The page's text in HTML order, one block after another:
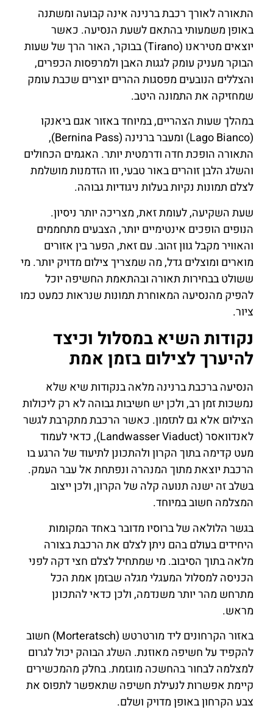
התאורה לאורך רכבת ברנינה אינה קבועה ומשתנה
באופן משמעותי בהתאם לשעת הנסיעה. כאשר
יוצאים מטיראנו (Tirano) בבוקר, האור הרך של שעות
הבוקר מעניק עומק לגגות האבן ולמרפסות הכפרים,
והצללים הנובעים מפסגות ההרים יוצרים שכבת עומק
שמחזיקה את התמונה היטב.
במהלך שעות הצהריים, במיוחד באזור אגם ביאנקו
(Lago Bianco) ומעבר ברנינה (Bernina Pass),
התאורה הופכת חדה ודרמטית יותר. האגמים הכחולים
והשלג הלבן זוהרים באור טבעי, וזו הזדמנות מושלמת
לצלם תמונות נקיות בעלות ניגודיות גבוהה.
שעת השקיעה, לעומת זאת, מצריכה יותר ניסיון.
הנופים הופכים אינטימיים יותר, הצבעים מתחממים
והאוויר מקבל גוון זהוב. עם זאת, הפער בין אזורים
מוארים ומוצלים גדל, מה שמצריך צילום מדויק יותר. מי
ששולט בבחירות תאורה ובהתאמת החשיפה יוכל
להפיק מהנסיעה המאוחרת תמונות שנראות כמעט כמו
ציור.
נקודות השיא במסלול וכיצד
להיערך לצילום בזמן אמת
הנסיעה ברכבת ברנינה מלאה בנקודות שיא שלא
נמשכות זמן רב, ולכן יש חשיבות גבוהה לא רק ליכולות
הצילום אלא גם לתזמון. כאשר הרכבת מתקרבת לגשר
לאנדוואסר (Landwasser Viaduct), כדאי לעמוד
מעט קדימה בתוך הקרון ולהתכונן לתיעוד של הרגע בו
הרכבת יוצאת מתוך המנהרה ונפתחת אל עבר העמק.
בשלב זה ישנה תנועה קלה של הקרון, ולכן ייצוב
המצלמה חשוב במיוחד.
בגשר הלולאה של ברוסיו מדובר באחד המקומות
היחידים בעולם בהם ניתן לצלם את הרכבת בצורה
מלאה בתוך הסיבוב. מי שמתחיל לצלם חצי דקה לפני
הכניסה למסלול המעגלי מגלה שבזמן אמת הכל
מתרחש מהר יותר משנדמה, ולכן כדאי להתכונן
מראש.
באזור הקרחונים ליד מורטרטש (Morteratsch) חשוב
להקפיד על חשיפה מאוזנת. השלג הבוהק יכול לגרום
למצלמה לבחור בהחשכה מוגזמת. בחלק מהמכשירים
קיימת אפשרות לנעילת חשיפה שתאפשר לתפוס את
צבע הקרחון באופן מדויק ושלם.